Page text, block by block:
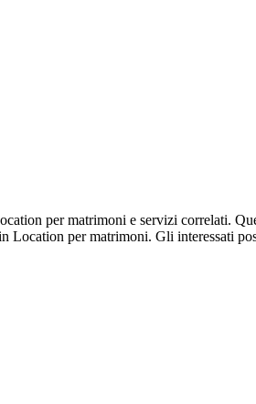
per matrimoni e servizi correlati.
Location per matrimoni. Gli interessati